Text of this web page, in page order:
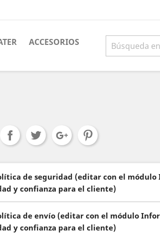
ACCESORIOS
de seguridad (editar con el
y confianza para el cliente)
de envío (editar con el módulo
y confianza para el cliente)